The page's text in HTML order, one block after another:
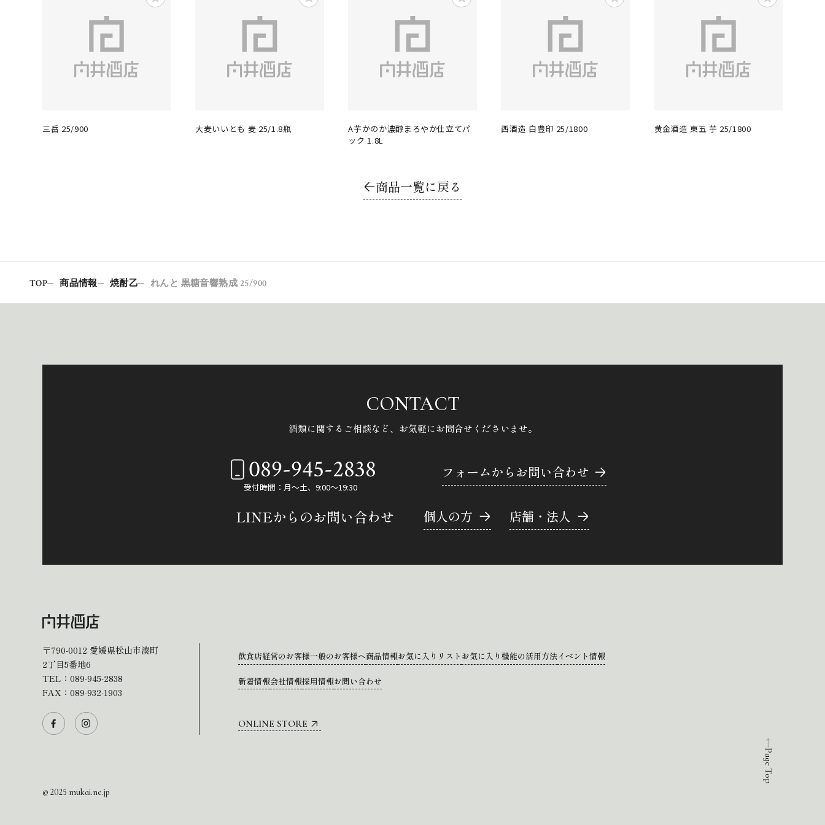
三岳 25/900 大麦いいとも 麦 25/1.8瓶
A芋かのか濃醇まろやか仕立てパ
ック 1.8L
西酒造 白豊印 25/1800 黄金酒造 東五 芋 25/1800
商品一覧に戻る
TOP 商品情報 焼酎乙 れんと 黒糖音響熟成 25/900
Page Top
CONTACT
酒類に関するご相談など、 お気軽にお問合せくださいませ。
089-945-2838
受付時間：月～土、9:00～19:30
フォームからお問い合わせ
LINEからのお問い合わせ 個人の方 店舗・法人
〒790-0012 愛媛県松山市湊町
2丁目5番地6
TEL： 089-945-2838
FAX：089-932-1903
飲食店経営のお客様一般のお客様へ商品情報お気に入りリスト お気に入り機能の活用方法イベント情報
新着情報会社情報採用情報お問い合わせ
ONLINE STORE
© 2025 mukai.ne.jp